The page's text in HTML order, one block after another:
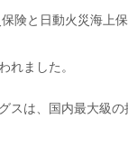
険と日動火災海上
れました。
スは、国内最大級